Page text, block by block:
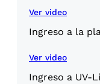
Ver video
Ingreso a la
Ver video
Ingreso a UV-